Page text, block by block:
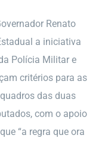
Renato
a iniciativa
Polícia Militar e
critérios para as
das duas
com o apoio
“a regra que ora